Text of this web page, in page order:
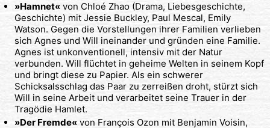
»Hamnet«von Chloé Zhao (Drama, Liebesgeschichte,
Geschichte) mit Jessie Buckley, Paul Mescal, Emily
Watson. Gegen die Vorstellungen ihrer Familien verlieben
sich Agnes und Will ineinander und gründen eine Familie.
Agnes ist unkonventionell, intensiv mit der Natur
verbunden. Will flüchtet in geheime Welten in seinem Kopf
und bringt diese zu Papier. Als ein schwerer
Schicksalsschlag das Paar zu zerreißen droht, stürzt sich
Will in seine Arbeit und verarbeitet seine Trauer in der
Tragödie Hamlet.
»Der Fremde«von François Ozon mit Benjamin Voisin,